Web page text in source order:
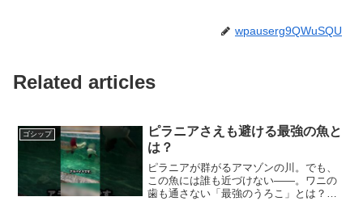
wpauserg9QWuSQU
Related articles
ゴシップ
ピラニアさえも避ける最強の魚と
は？
ピラニアが群がるアマゾンの川。でも、
この魚には誰も近づけない――。ワニの
歯も通さない「最強のうろこ」とは？知